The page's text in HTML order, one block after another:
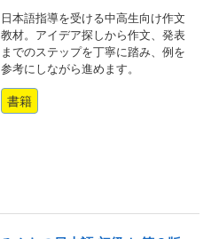
日本語指導を受ける中高生向け作文
教材。アイデア探しから作文、発表
までのステップを丁寧に踏み、例を
参考にしながら進めます。
書籍